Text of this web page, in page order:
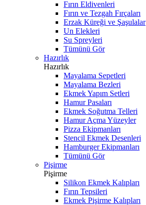
Fırın Eldivenleri
Fırın ve Tezgah Fırçaları
Erzak Küreği ve Şaşulalar
Un Elekleri
Su Spreyleri
Tümünü Gör
Hazırlık
Hazırlık
Mayalama Sepetleri
Mayalama Bezleri
Ekmek Yapım Setleri
Hamur Pasaları
Ekmek Soğutma Telleri
Hamur Açma Yüzeyler
Pizza Ekipmanları
Stencil Ekmek Desenleri
Hamburger Ekipmanları
Tümünü Gör
Pişirme
Pişirme
Silikon Ekmek Kalıpları
Fırın Tepsileri
Ekmek Pişirme Kalıpları